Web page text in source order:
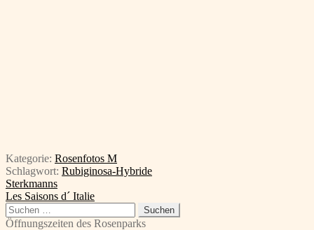
Kategorie: Rosenfotos M
Schlagwort: Rubiginosa-Hybride
Beitragsnavigation
Vorheriger
Beitrag:
Sterkmanns
Nächster
Beitrag:
Les Saisons d´ Italie
Suchen
nach:
Öffnungszeiten des Rosenparks